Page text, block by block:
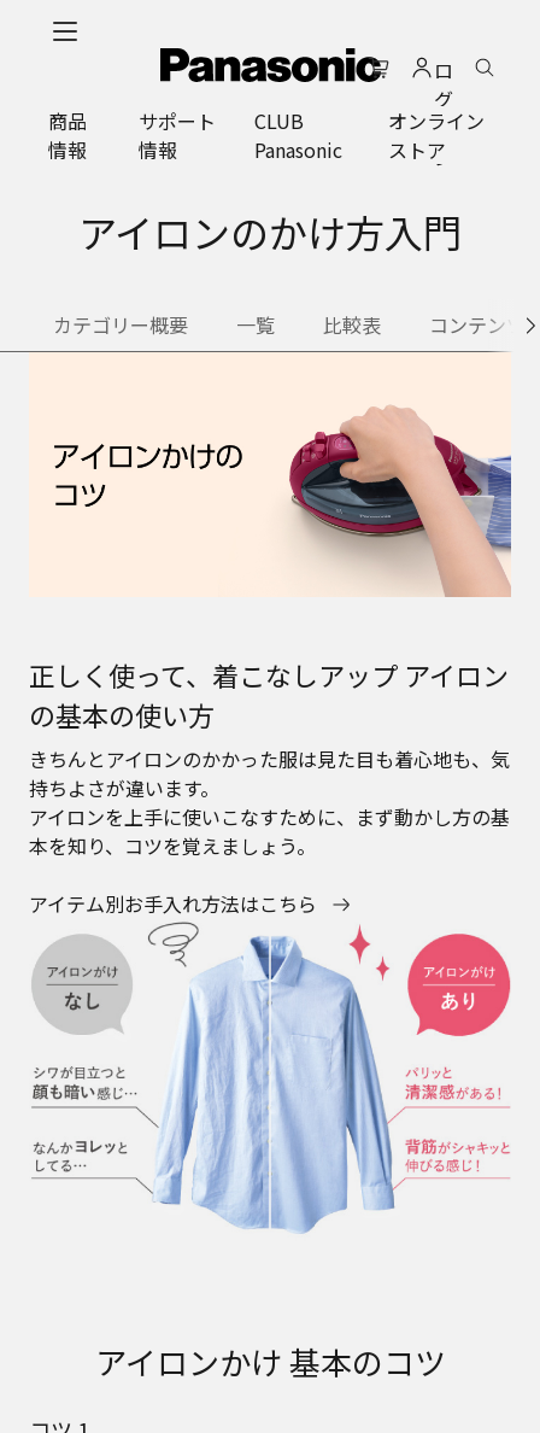
プ
ロ
グ
イ
ン
商品
情報
サポート
情報
CLUB
Panasonic
オンライン
ストア
アイロンのかけ方入門
カテゴリー概要 一覧 比較表 コンテンツ
正しく使って、着こなしアップ アイロン
の基本の使い方
きちんとアイロンのかかった服は見た目も着心地も、気
持ちよさが違います。
アイロンを上手に使いこなすために、まず動かし方の基
本を知り、コツを覚えましょう。
アイテム別お手入れ方法はこちら
アイロンかけ 基本のコツ